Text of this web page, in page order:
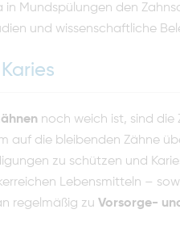
Mundspülungen den
und wissenschaftliche
noch weich ist, sind die
auf die bleibenden Zähne
zu schützen und
Lebensmitteln –
regelmäßig zu Vorsorge-